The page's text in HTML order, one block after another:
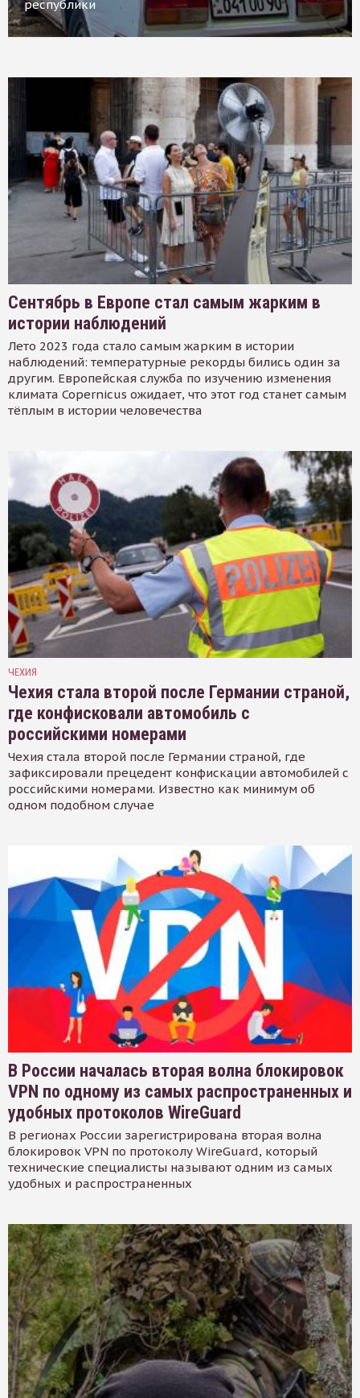
республики
Сентябрь в Европе стал самым жарким в
истории наблюдений
Лето 2023 года стало самым жарким в истории
наблюдений: температурные рекорды бились один за
другим. Европейская служба по изучению изменения
климата Copernicus ожидает, что этот год станет самым
тёплым в истории человечества
ЧЕХИЯ
Чехия стала второй после Германии страной,
где конфисковали автомобиль с
российскими номерами
Чехия стала второй после Германии страной, где
зафиксировали прецедент конфискации автомобилей с
российскими номерами. Известно как минимум об
одном подобном случае
В России началась вторая волна блокировок
VPN по одному из самых распространенных и
удобных протоколов WireGuard
В регионах России зарегистрирована вторая волна
блокировок VPN по протоколу WireGuard, который
технические специалисты называют одним из самых
удобных и распространенных